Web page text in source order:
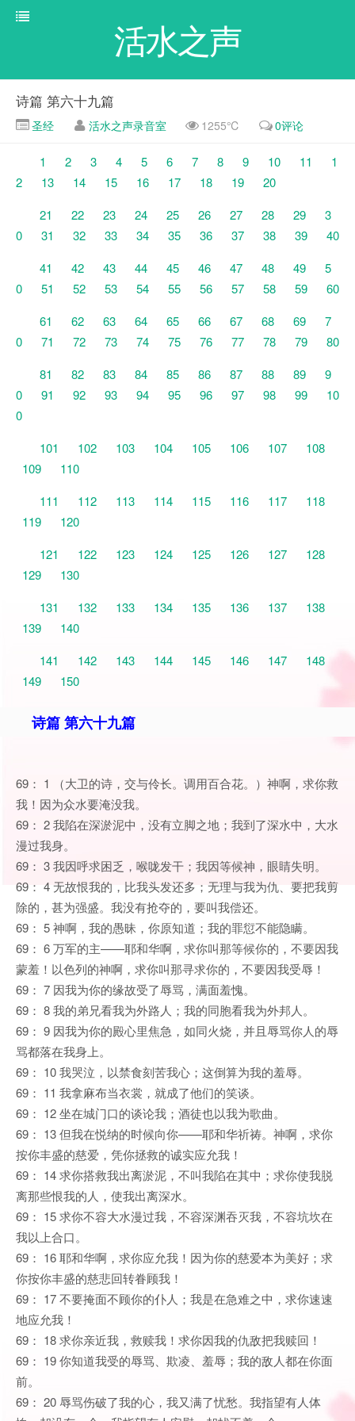
活水之声
诗篇 第六十九篇
圣经 活水之声录音室 1255℃ 0评论
1 2 3 4 5 6 7 8 9 10 11
1
2
13 14 15 16 17 18 19
20
21
22 23 24 25 26 27 28 29
3
0
31 32 33 34 35 36 37 38 39
40
41
42 43 44 45 46 47 48 49
5
0
51 52 53 54 55 56 57 58 59
60
61
62 63 64 65 66 67 68 69
7
0
71 72 73 74 75 76 77 78 79
80
81
82 83 84 85 86 87 88 89
9
0
91 92 93 94 95 96 97 98 99
10
0
101
102 103 104 105 106 107
108
109
110
111
112 113 114 115 116 117
118
119
120
121
122 123 124 125 126 127
128
129
130
131
132 133 134 135 136 137
138
139
140
141
142 143 144 145 146 147
148
149
150
诗篇 第六十九篇
69： 1 （大卫的诗，交与伶长。调用百合花。）神啊，求你救
我！因为众水要淹没我。
69： 2 我陷在深淤泥中，没有立脚之地；我到了深水中，大水
漫过我身。
69： 3 我因呼求困乏，喉咙发干；我因等候神，眼睛失明。
69： 4 无故恨我的，比我头发还多；无理与我为仇、要把我剪
除的，甚为强盛。我没有抢夺的，要叫我偿还。
69： 5 神啊，我的愚昧，你原知道；我的罪愆不能隐瞒。
69： 6 万军的主——耶和华啊，求你叫那等候你的，不要因我
蒙羞！以色列的神啊，求你叫那寻求你的，不要因我受辱！
69： 7 因我为你的缘故受了辱骂，满面羞愧。
69： 8 我的弟兄看我为外路人；我的同胞看我为外邦人。
69： 9 因我为你的殿心里焦急，如同火烧，并且辱骂你人的辱
骂都落在我身上。
69： 10 我哭泣，以禁食刻苦我心；这倒算为我的羞辱。
69： 11 我拿麻布当衣裳，就成了他们的笑谈。
69： 12 坐在城门口的谈论我；酒徒也以我为歌曲。
69： 13 但我在悦纳的时候向你——耶和华祈祷。神啊，求你
按你丰盛的慈爱，凭你拯救的诚实应允我！
69： 14 求你搭救我出离淤泥，不叫我陷在其中；求你使我脱
离那些恨我的人，使我出离深水。
69： 15 求你不容大水漫过我，不容深渊吞灭我，不容坑坎在
我以上合口。
69： 16 耶和华啊，求你应允我！因为你的慈爱本为美好；求
你按你丰盛的慈悲回转眷顾我！
69： 17 不要掩面不顾你的仆人；我是在急难之中，求你速速
地应允我！
69： 18 求你亲近我，救赎我！求你因我的仇敌把我赎回！
69： 19 你知道我受的辱骂、欺凌、羞辱；我的敌人都在你面
前。
69： 20 辱骂伤破了我的心，我又满了忧愁。我指望有人体